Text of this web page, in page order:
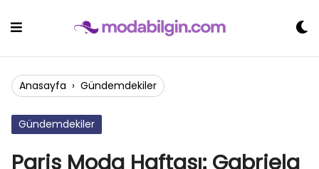
Anasayfa › Gündemdekiler
Gündemdekiler
Paris Moda Haftası: Gabriela